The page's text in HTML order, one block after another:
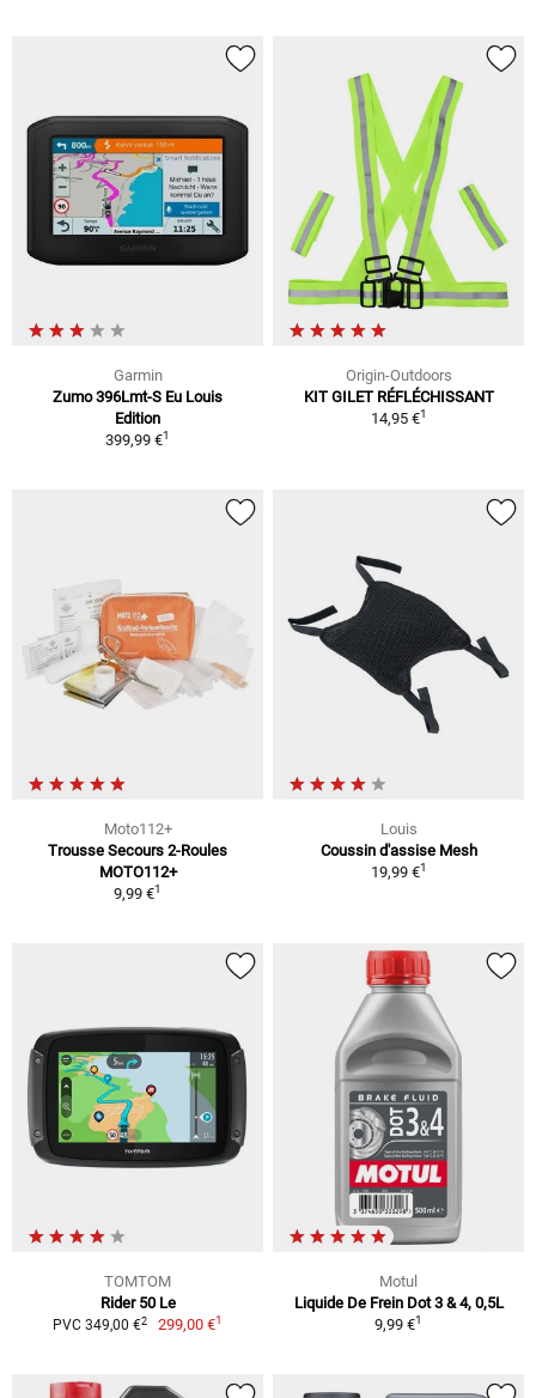
Garmin
Zumo 396Lmt-S Eu Louis
Edition
399,99 €1
Origin-Outdoors
KIT GILET RÉFLÉCHISSANT
14,95 €1
Moto112+
Trousse Secours 2-Roules
MOTO112+
9,99 €1
Louis
Coussin d'assise Mesh
19,99 €1
TOMTOM
Rider 50 Le
PVC 349,00 €2 299,00 €1
Motul
Liquide De Frein Dot 3 & 4, 0,5L
9,99 €1